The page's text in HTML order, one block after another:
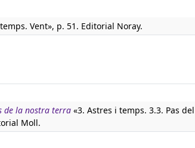
Vent», p. 51. Editorial Noray.
de la nostra terra «3. Astres i temps. 3.3. Pas
Moll.